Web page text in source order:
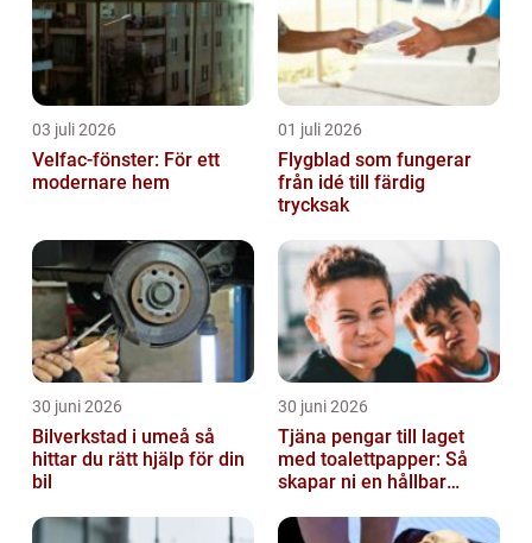
03 juli 2026
Velfac-fönster: För ett
modernare hem
01 juli 2026
Flygblad som fungerar
från idé till färdig
trycksak
30 juni 2026
Bilverkstad i umeå så
hittar du rätt hjälp för din
bil
30 juni 2026
Tjäna pengar till laget
med toalettpapper: Så
skapar ni en hållbar